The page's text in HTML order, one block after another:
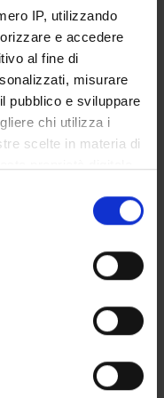
IP, utilizzando
e accedere
al fine di
misurare
pubblico e sviluppare
chi utilizza i
scelte in materia di
in qualsiasi
o facendo clic
tua posizione
di qualche
scansionandolo